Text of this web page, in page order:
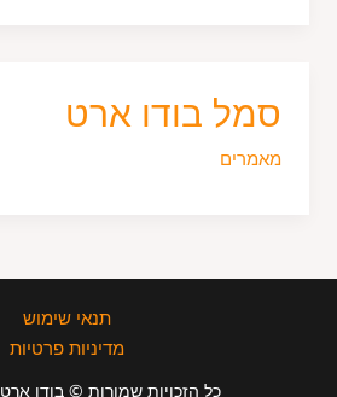
סמל בודו ארט
מאמרים
תנאי שימוש
מדיניות פרטיות
כל הזכויות שמורות © בודו ארט 1992-2025